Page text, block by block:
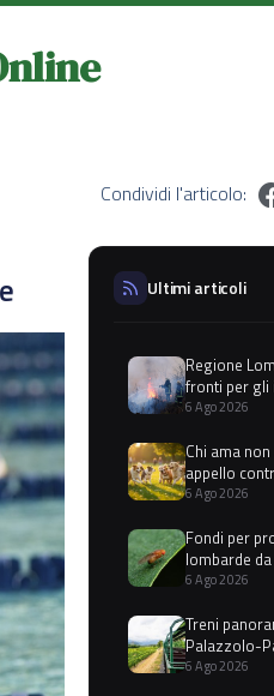
Condividi l'articolo:
Ultimi articoli
Regione
fronti per gli
6 Ago 2026
Chi ama
appello
6 Ago 2026
Fondi per
lombarde
6 Ago 2026
Treni
Palazzolo-
6 Ago 2026